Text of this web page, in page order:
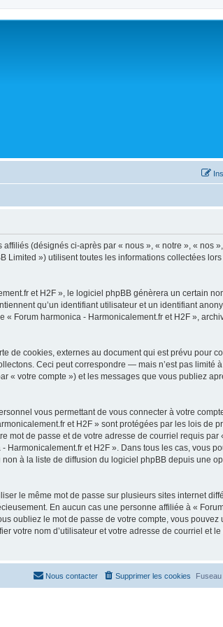
(désignés ci-après par « nous », « notre », « nos
Limited ») utilisent toutes les informations collectées
et H2F », le logiciel phpBB génèrera un certain
qu’un identifiant utilisateur et un identifiant
Forum harmonica - Harmonicalement.fr et H2F »,
de cookies, externes au document qui est prévu pour
Ceci peut correspondre — mais n’est pas limité
« votre compte ») et les messages que vous publiez
vous permettant de vous connecter à votre
et H2F » sont protégées par les lois de
mot de passe et de votre adresse de courriel requis par
et H2F ». Dans tous les cas, vous
à la liste de diffusion du logiciel phpBB depuis une
le même mot de passe sur plusieurs sites internet
En aucun cas une personne affiliée à «
oubliez le mot de passe de votre compte, vous pouvez
votre nom d’utilisateur et votre adresse de courriel et
Supprimer les cookies
Nous contacter